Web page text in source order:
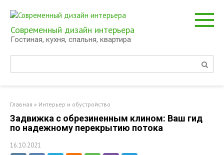
контенту
Современный дизайн интерьера
Гостиная, кухня, спальня, квартира
Поиск:
Главная » Интерьер и обустройство
Задвижка с обрезиненным клином: Ваш гид
по надежному перекрытию потока
16.10.2021